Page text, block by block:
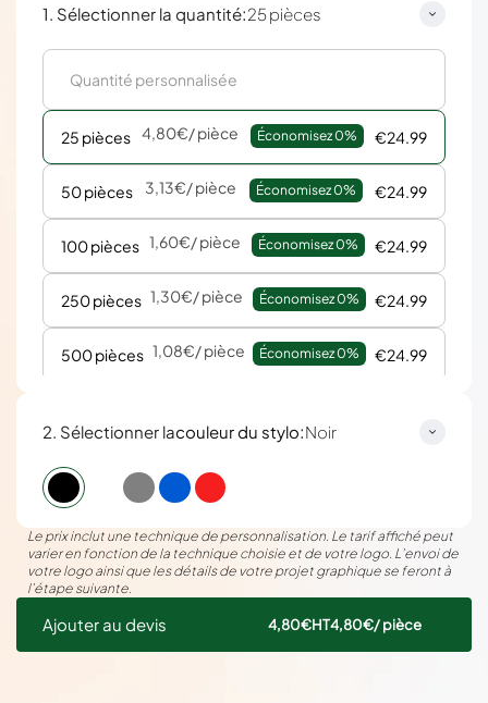
1. Sélectionner la quantité:25 pièces
25 pièces 4,80€/ pièce Économisez 0% €24.99
50 pièces 3,13€/ pièce Économisez 0% €24.99
100 pièces 1,60€/ pièce Économisez 0% €24.99
250 pièces 1,30€/ pièce Économisez 0% €24.99
500 pièces 1,08€/ pièce Économisez 0% €24.99
2. Sélectionner lacouleur du stylo:Noir
Le prix inclut une technique de personnalisation. Le tarif affiché peut
varier en fonction de la technique choisie et de votre logo. L’envoi de
votre logo ainsi que les détails de votre projet graphique se feront à
l’étape suivante.
Ajouter au devis 4,80€HT4,80€/ pièce